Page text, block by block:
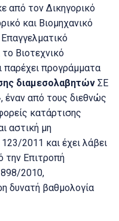
από τον Δικηγορικό
και Βιομηχανικό
Βιοτεχνικό
παρέχει προγράμματα
διαμεσολαβητών ΣΕ
έναν από τους διεθνώς
κατάρτισης
αστική μη
123/2011 και έχει λάβει
την Επιτροπή
2010,
δυνατή βαθμολογία